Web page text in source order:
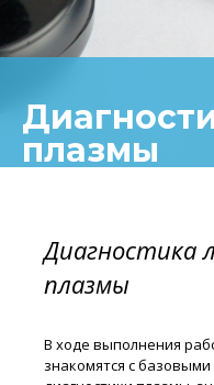
плазмы
Диагностика
плазмы
В ходе выполнения
знакомятся с